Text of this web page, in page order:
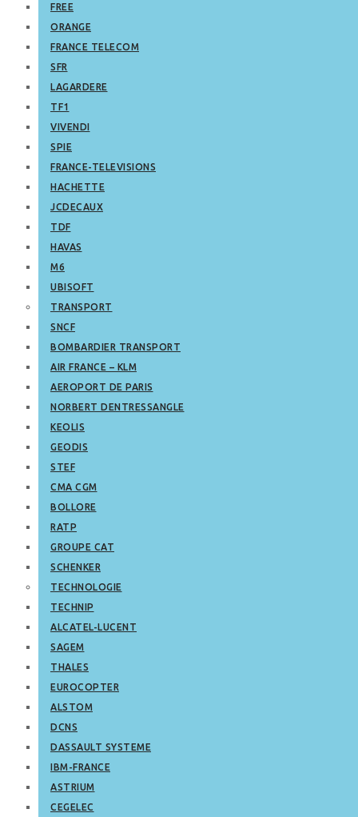
FREE
ORANGE
FRANCE TELECOM
SFR
LAGARDERE
TF1
VIVENDI
SPIE
FRANCE-TELEVISIONS
HACHETTE
JCDECAUX
TDF
HAVAS
M6
UBISOFT
TRANSPORT
SNCF
BOMBARDIER TRANSPORT
AIR FRANCE – KLM
AEROPORT DE PARIS
NORBERT DENTRESSANGLE
KEOLIS
GEODIS
STEF
CMA CGM
BOLLORE
RATP
GROUPE CAT
SCHENKER
TECHNOLOGIE
TECHNIP
ALCATEL-LUCENT
SAGEM
THALES
EUROCOPTER
ALSTOM
DCNS
DASSAULT SYSTEME
IBM-FRANCE
ASTRIUM
CEGELEC